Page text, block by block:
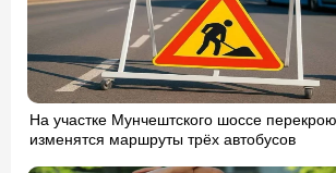
На участке Мунчештского шоссе
изменятся маршруты трёх автобусов